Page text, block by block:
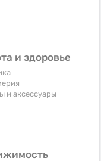
и здоровье
и аксессуары